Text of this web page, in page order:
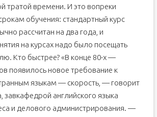
тратой времени. И это вопреки
обучения: стандартный курс
рассчитан на два года, и
на курсах надо было посещать
Кто быстрее? «В конце 80-х —
появилось новое требование к
языкам — скорость, — говорит
завкафедрой английского языка
и делового администрирования. —